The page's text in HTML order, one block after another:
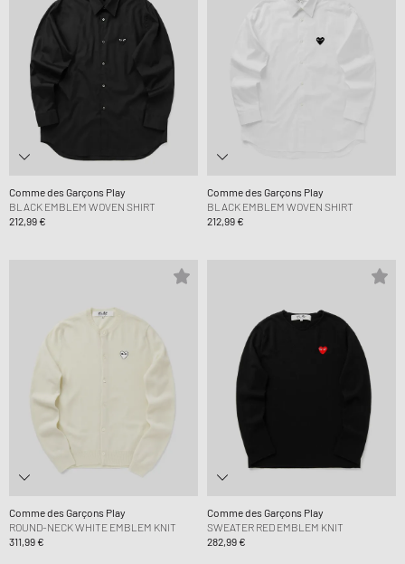
Comme des Garçons Play
BLACK EMBLEM WOVEN SHIRT
212,99 €
Comme des Garçons Play
BLACK EMBLEM WOVEN SHIRT
212,99 €
Comme des Garçons Play
ROUND-NECK WHITE EMBLEM KNIT
311,99 €
Comme des Garçons Play
SWEATER RED EMBLEM KNIT
282,99 €